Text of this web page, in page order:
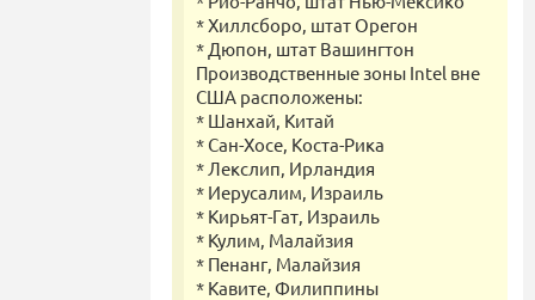
* Хиллсборо, штат Орегон
* Дюпон, штат Вашингтон
Производственные зоны Intel вне
США расположены:
* Шанхай, Китай
* Сан-Хосе, Коста-Рика
* Лекслип, Ирландия
* Иерусалим, Израиль
* Кирьят-Гат, Израиль
* Кулим, Малайзия
* Пенанг, Малайзия
* Кавите, Филиппины